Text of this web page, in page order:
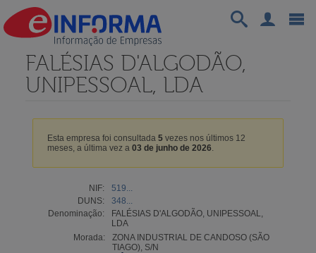
FALÉSIAS D'ALGODÃO,
UNIPESSOAL, LDA
Esta empresa foi consultada 5vezes nos últimos 12
meses, a última vez a 03 de junho de 2026.
NIF:
519...
DUNS:
348...
Denominação:
FALÉSIAS D'ALGODÃO, UNIPESSOAL,
LDA
Morada:
ZONA INDUSTRIAL DE CANDOSO (SÃO
TIAGO), S/N